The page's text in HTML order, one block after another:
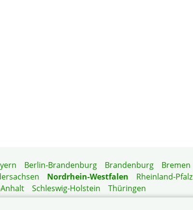
Berlin-Brandenburg Brandenburg Bremen
Nordrhein-Westfalen Rheinland-Pfalz
Schleswig-Holstein
Thüringen